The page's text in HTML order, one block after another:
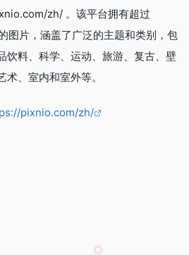
zh/ 。该平台拥有超过
图片，涵盖了广泛的主题和类别，包
饮料、科学、运动、旅游、复古、壁
、室内和室外等。
pixnio.com/zh/